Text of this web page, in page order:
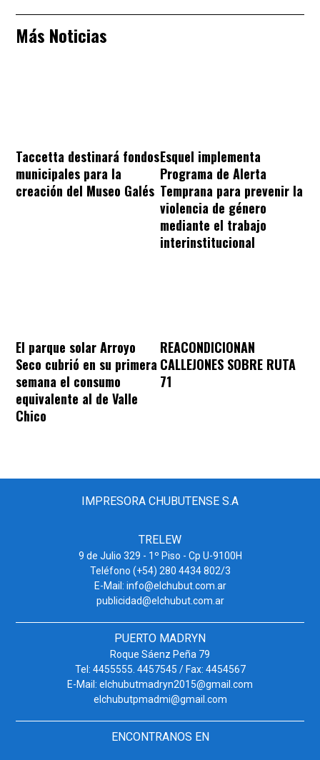
Más Noticias
Taccetta destinará fondos
municipales para la
creación del Museo Galés
Esquel implementa
Programa de Alerta
Temprana para prevenir la
violencia de género
mediante el trabajo
interinstitucional
El parque solar Arroyo
Seco cubrió en su primera
semana el consumo
equivalente al de Valle
Chico
REACONDICIONAN
CALLEJONES SOBRE RUTA
71
IMPRESORA CHUBUTENSE S.A
TRELEW
9 de Julio 329 - 1º Piso - Cp U-9100H
Teléfono (+54) 280 4434 802/3
E-Mail: info@elchubut.com.ar
publicidad@elchubut.com.ar
PUERTO MADRYN
Roque Sáenz Peña 79
Tel: 4455555. 4457545 / Fax: 4454567
E-Mail: elchubutmadryn2015@gmail.com
elchubutpmadmi@gmail.com
ENCONTRANOS EN